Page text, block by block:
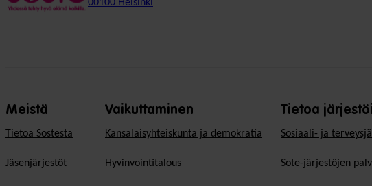
00100 Helsinki
Meistä
Tietoa Sostesta
Jäsenjärjestöt
Vaikuttaminen
Kansalaisyhteiskunta ja demokratia
Hyvinvointitalous
Tietoa
Sosiaali- ja
Sote-järjestöjen